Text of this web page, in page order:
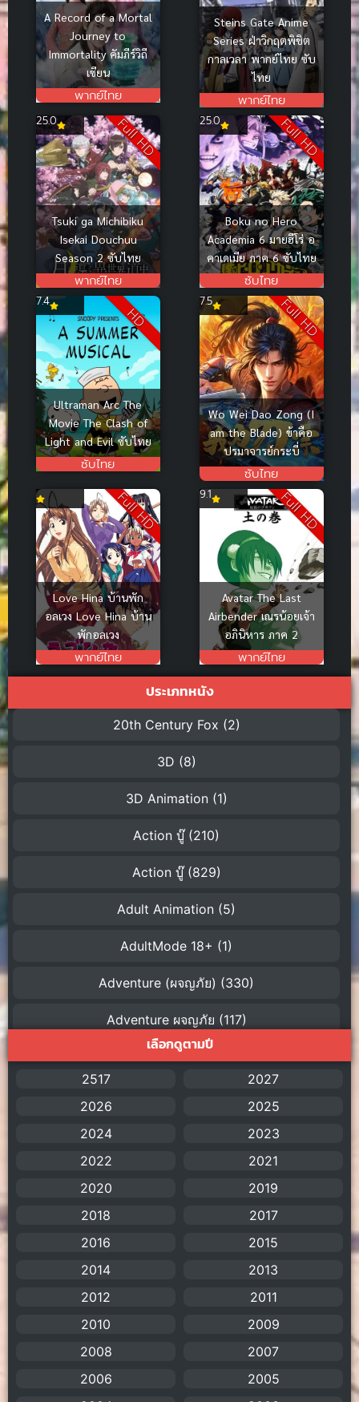
A Record of a Mortal
Journey to
Immortality คัมภีร์วิถี
เซียน
พากย์ไทย
Steins Gate Anime
Series ฝ่าวิกฤตพิชิต
กาลเวลา พากย์ไทย ซับ
ไทย
พากย์ไทย
Full HD
Tsuki ga Michibiku
Isekai Douchuu
Season 2 ซับไทย
พากย์ไทย
25.0 Full HD
Boku no Hero
Academia 6 มายฮีโร่ อ
คาเดเมีย ภาค 6 ซับไทย
ซับไทย
25.0
HD
Ultraman Arc The
Movie The Clash of
Light and Evil ซับไทย
ซับไทย
7.4 Full HD
Wo Wei Dao Zong (I
am the Blade) ข้าคือ
ปรมาจารย์กระบี่
ซับไทย
7.5
Full HD
Love Hina บ้านพัก
อลเวง Love Hina บ้าน
พักอลเวง
พากย์ไทย
Full HD
Avatar The Last
Airbender เณรน้อยเจ้า
อภินิหาร ภาค 2
พากย์ไทย
9.1
ประเภทหนัง
20th Century Fox (2)
3D (8)
3D Animation (1)
Action บู๊(210)
Action บู๊(829)
Adult Animation (5)
AdultMode 18+ (1)
Adventure (ผจญภัย) (330)
Adventure ผจญภัย (117)
(1)
Animation การ์ตูน
Animation แอนิเมชั่น
เลือกดูตามปี
2517
2027
2026
2025
2024
2023
2022
2021
2020
2019
2018
2017
2016
2015
2014
2013
2012
2011
2010
2009
2008
2007
2006
2005